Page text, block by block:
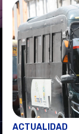
ACTUALIDAD